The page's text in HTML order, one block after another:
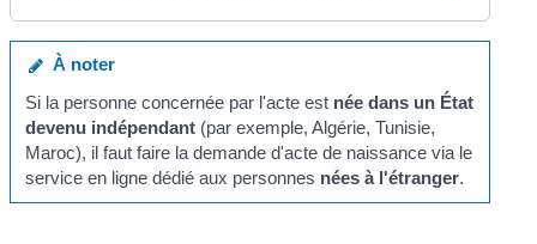
À noter
Si la personne concernée par l'acte est née dans un État
devenu indépendant(par exemple, Algérie, Tunisie,
Maroc), il faut faire la demande d'acte de naissance via le
service en ligne dédié aux personnes nées à l'étranger.